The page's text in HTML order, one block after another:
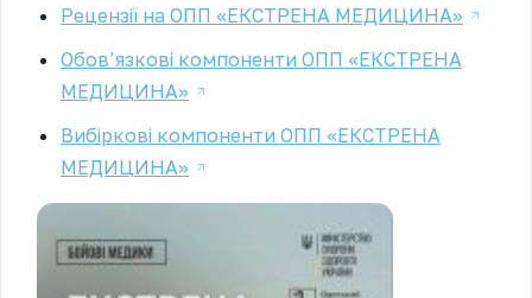
Рецензії на ОПП «ЕКСТРЕНА МЕДИЦИНА»
Обов’язкові компоненти ОПП «ЕКСТРЕНА
МЕДИЦИНА»
Вибіркові компоненти ОПП «ЕКСТРЕНА
МЕДИЦИНА»